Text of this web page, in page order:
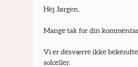
Hej Jørgen,
Mange tak for din
Vi er desværre ikke
solceller.